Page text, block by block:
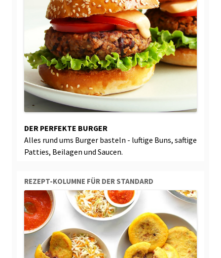
DER PERFEKTE BURGER
Alles rund ums Burger basteln - luftige Buns, saftige
Patties, Beilagen und Saucen.
REZEPT-KOLUMNE FÜR DER STANDARD